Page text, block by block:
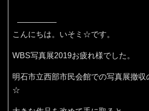
こんにちは。いそミ☆です。
WBS写真展2019お疲れ様でした。
明石市立西部市民会館での写真展撤収
☆